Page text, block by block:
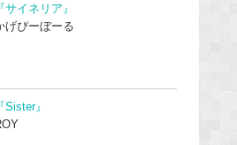
『サイネリア』
げぴーぼーる
『Sister』